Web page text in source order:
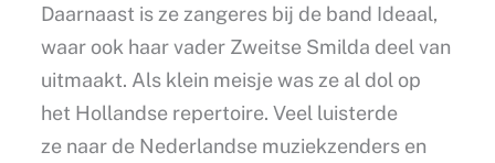
Daarnaast is ze zangeres bij de band Ideaal,
waar ook haar vader Zweitse Smilda deel van
uitmaakt. Als klein meisje was ze al dol op
het Hollandse repertoire. Veel luisterde
ze naar de Nederlandse muziekzenders en